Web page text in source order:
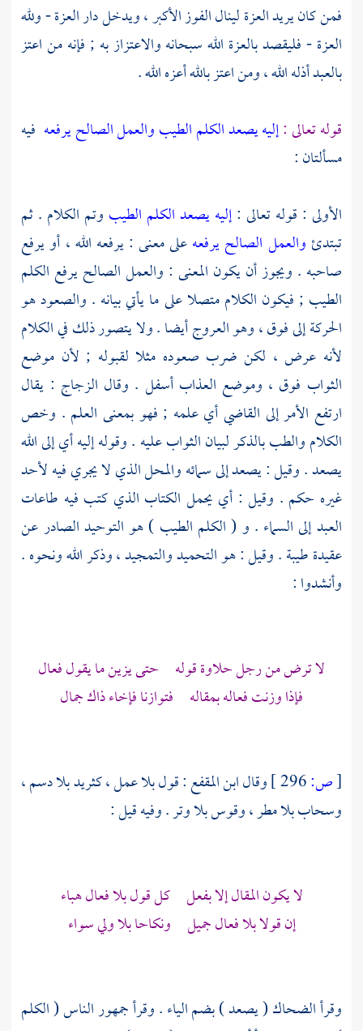
فمن كان يريد العزة لينال الفوز الأكبر ، ويدخل دار العزة - ولله
العزة - فليقصد بالعزة الله سبحانه والاعتزاز به ; فإنه من اعتز
بالعبد أذله الله ، ومن اعتز بالله أعزه الله .
قوله تعالى :إليه يصعد الكلم الطيب والعمل الصالح يرفعه فيه
مسألتان :
الأولى : قوله تعالى :إليه يصعد الكلم الطيب وتم الكلام . ثم
تبتدئ والعمل الصالح يرفعهعلى معنى : يرفعه الله ، أو يرفع
صاحبه . ويجوز أن يكون المعنى : والعمل الصالح يرفع الكلم
الطيب ; فيكون الكلام متصلا على ما يأتي بيانه . والصعود هو
الحركة إلى فوق ، وهو العروج أيضا . ولا يتصور ذلك في الكلام
لأنه عرض ، لكن ضرب صعوده مثلا لقبوله ; لأن موضع
الثواب فوق ، وموضع العذاب أسفل . وقال الزجاج : يقال
ارتفع الأمر إلى القاضي أي علمه ; فهو بمعنى العلم . وخص
الكلام والطب بالذكر لبيان الثواب عليه . وقوله إليه أي إلى الله
يصعد . وقيل : يصعد إلى سمائه والمحل الذي لا يجري فيه لأحد
غيره حكم . وقيل : أي يحمل الكتاب الذي كتب فيه طاعات
العبد إلى السماء . و ( الكلم الطيب ) هو التوحيد الصادر عن
عقيدة طيبة . وقيل : هو التحميد والتمجيد ، وذكر الله ونحوه .
وأنشدوا :
لا ترض من رجل حلاوة قوله حتى يزين ما يقول فعال
فإذا وزنت فعاله بمقاله فتوازنا فإخاء ذاك جمال
[ص: وقالابن المقفع: قول بلا عمل ، كثريد بلا دسم ،
وسحاب بلا مطر ، وقوس بلا وتر . وفيه قيل :
لا يكون المقال إلا بفعل كل قول بلا فعال هباء
إن قولا بلا فعال جميل ونكاحا بلا ولي سواء
وقرأالضحاك( يصعد ) بضم الياء . وقرأ جمهور الناس ( الكلم